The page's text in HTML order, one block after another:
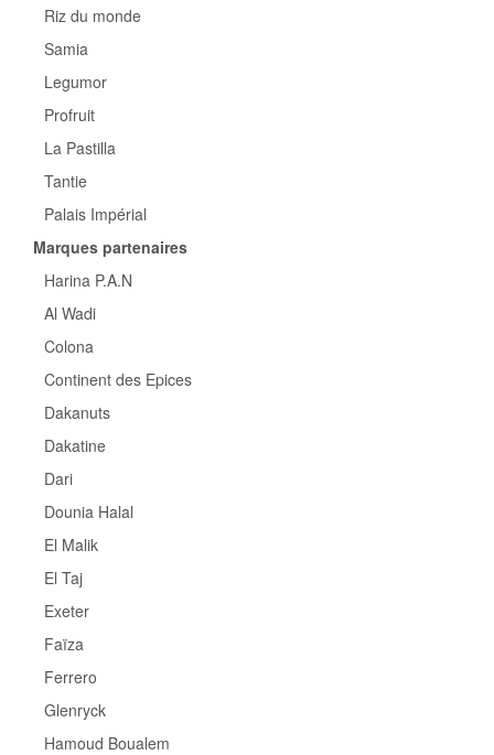
Riz du monde
Samia
Legumor
Profruit
La Pastilla
Tantie
Palais Impérial
Marques partenaires
Harina P.A.N
Al Wadi
Colona
Continent des Epices
Dakanuts
Dakatine
Dari
Dounia Halal
El Malik
El Taj
Exeter
Faïza
Ferrero
Glenryck
Hamoud Boualem